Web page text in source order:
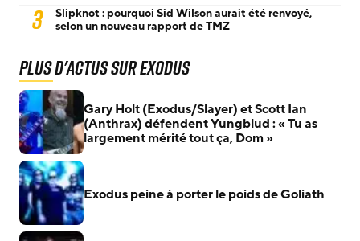
3
Slipknot : pourquoi Sid Wilson aurait été renvoyé,
selon un nouveau rapport de TMZ
Plus d'actus sur Exodus
Gary Holt (Exodus/Slayer) et Scott Ian
(Anthrax) défendent Yungblud : « Tu as
largement mérité tout ça, Dom »
Exodus peine à porter le poids de Goliath